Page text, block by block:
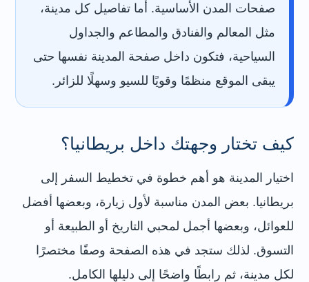
صفحات المدن الأساسية. أما تفاصيل كل مدينة،
مثل المعالم والفنادق والمطاعم والجداول
السياحية، فتكون داخل صفحة المدينة نفسها حتى
يبقى الموقع منظمًا وقويًا للسيو وسهلًا للزائر.
كيف تختار وجهتك داخل بريطانيا؟
اختيار المدينة هو أهم خطوة في تخطيط السفر إلى
بريطانيا. بعض المدن مناسبة لأول زيارة، وبعضها أفضل
للعوائل، وبعضها أجمل لمحبي التاريخ أو الطبيعة أو
التسوق. لذلك ستجد في هذه الصفحة وصفًا مختصرًا
لكل مدينة، ثم رابطًا واضحًا إلى دليلها الكامل.